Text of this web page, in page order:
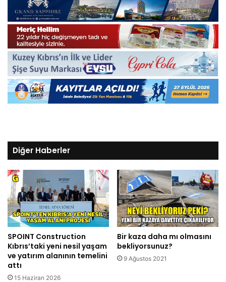
Diğer Haberler
SPOINT Construction
Kıbrıs’taki yeni nesil yaşam
ve yatırım alanının temelini
attı
15 Haziran 2026
Bir kaza daha mı olmasını
bekliyorsunuz?
9 Ağustos 2021